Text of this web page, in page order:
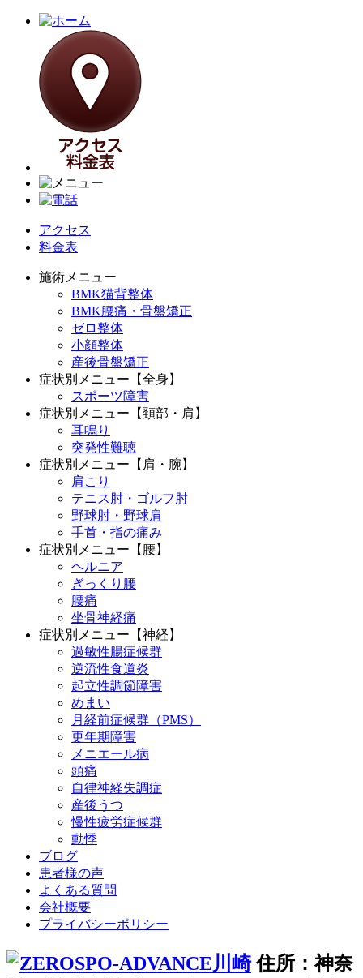
アクセス
料金表
施術メニュー
BMK猫背整体
BMK腰痛・骨盤矯正
ゼロ整体
小顔整体
産後骨盤矯正
症状別メニュー【全身】
スポーツ障害
症状別メニュー【頚部・肩】
耳鳴り
突発性難聴
症状別メニュー【肩・腕】
肩こり
テニス肘・ゴルフ肘
野球肘・野球肩
手首・指の痛み
症状別メニュー【腰】
ヘルニア
ぎっくり腰
腰痛
坐骨神経痛
症状別メニュー【神経】
過敏性腸症候群
逆流性食道炎
起立性調節障害
めまい
月経前症候群（PMS）
更年期障害
メニエール病
頭痛
自律神経失調症
産後うつ
慢性疲労症候群
動悸
ブログ
患者様の声
よくある質問
会社概要
プライバシーポリシー
住所：神奈